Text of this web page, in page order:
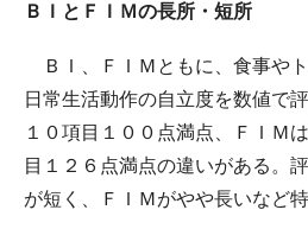
ＢＩとＦＩＭの長所・短所
ＢＩ、ＦＩＭともに、食事や
日常生活動作の自立度を数値で
１０項目１００点満点、ＦＩＭ
目１２６点満点の違いがある。
が短く、ＦＩＭがやや長いなど特